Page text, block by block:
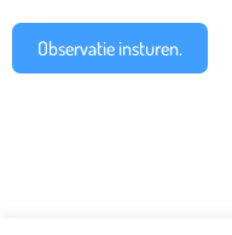
Observatie insturen.